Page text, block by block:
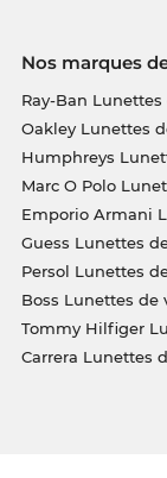
Nos marques
Ray-Ban Lunettes
Oakley Lunettes
Humphreys
Marc O Polo
Emporio Armani
Guess Lunettes
Persol Lunettes
Boss Lunettes de
Tommy Hilfiger
Carrera Lunettes